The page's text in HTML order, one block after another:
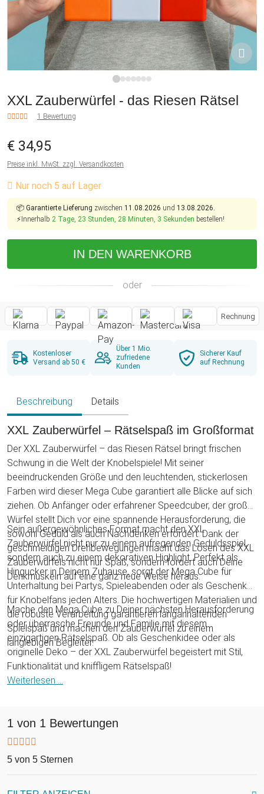
XXL Zauberwürfel - das Riesen Rätsel
1 Bewertung
€ 34,95
Preise inkl. MwSt. zzgl. Versandkosten
Nur noch 5 auf Lager
📦 Garantierte Lieferung zwischen 11.08.2026 und 13.08.2026.
⚡Innerhalb 2 Tage, 23 Stunden, 28 Minuten, 3 Sekunden bestellen!
IN DEN WARENKORB
oder
Rechnung
Kostenloser
Versand ab 50 €
Über 1 Mio.
zufriedene
Kunden
Sicherer Kauf
auf Rechnung
Beschreibung Details
XXL Zauberwürfel – Rätselspaß im Großformat
Der XXL Zauberwürfel – das Riesen Rätsel bringt frischen
Schwung in die Welt der Knobelspiele! Mit seiner
beeindruckenden Größe und den leuchtenden, stickerlosen
Farben wird dieser Mega Cube garantiert alle Blicke auf sich
ziehen. Ob Anfänger oder erfahrener Speedcuber, der große
Würfel stellt Dich vor eine spannende Herausforderung, die
sowohl Geduld als auch Nachdenken erfordert. Dank der
geschmeidigen Drehbewegungen macht das Lösen des XXL
Zauberwürfels nicht nur Spaß, sondern fordert auch Deine
Denkmuskeln auf eine ganz neue Weise heraus.
Sein außergewöhnliches Format macht den XXL
Zauberwürfel nicht nur zu einem aufregenden Geduldsspiel,
sondern auch zu einem dekorativen Highlight. Perfekt als
Hingucker in Deinem Zuhause, sorgt der Mega Cube für
Unterhaltung bei Partys, Spieleabenden oder als Geschenk
für Knobelfans jeden Alters. Die hochwertigen Materialien und
die robuste Verarbeitung garantieren langanhaltenden
Spielspaß und machen den Zauberwürfel zu einem
langlebigen Begleiter.
Mache den Mega Cube zu Deiner nächsten Herausforderung
oder überrasche Freunde und Familie mit diesem
einzigartigen Rätselspaß. Ob als Geschenkidee oder als
originelle Deko – der XXL Zauberwürfel begeistert mit Stil,
Funktionalität und kniffligem Rätselspaß!
Weiterlesen ...
1 von 1 Bewertungen
5 von 5 Sternen